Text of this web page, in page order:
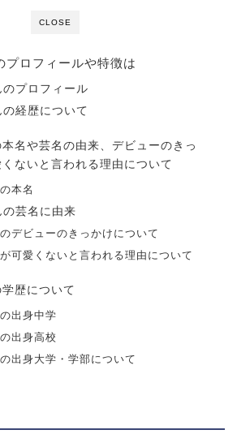
CLOSE
プロフィールや特徴は
のプロフィール
の経歴について
名や芸名の由来、デビューのきっ
ないと言われる理由について
本名
の芸名に由来
デビューのきっかけについて
可愛くないと言われる理由について
歴について
の出身中学
出身高校
出身大学・学部について